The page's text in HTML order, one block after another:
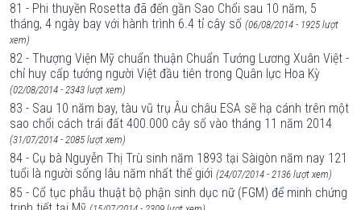
81 - Phi thuyền Rosetta đã đến gần Sao Chổi sau 10 năm, 5
tháng, 4 ngày bay với hành trình 6.4 tỉ cây số (06/08/2014 - 1925 lượt
xem)
82 - Thượng Viện Mỹ chuẩn thuận Chuẩn Tướng Lương Xuân Việt -
chỉ huy cấp tướng người Việt đầu tiên trong Quân lực Hoa Kỳ
(02/08/2014 - 2343 lượt xem)
83 - Sau 10 năm bay, tàu vũ trụ Âu châu ESA sẽ hạ cánh trên một
sao chổi cách trái đất 400.000 cây số vào tháng 11 năm 2014
(31/07/2014 - 2085 lượt xem)
84 - Cụ bà Nguyễn Thị Trù sinh năm 1893 tại Sàigòn năm nay 121
tuổi là người sống lâu năm nhất thế giới (24/07/2014 - 2136 lượt xem)
85 - Cổ tục phẫu thuật bộ phận sinh dục nữ (FGM) để minh chứng